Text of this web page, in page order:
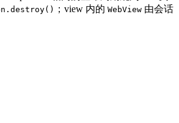
；view 内的 WebView 由会话